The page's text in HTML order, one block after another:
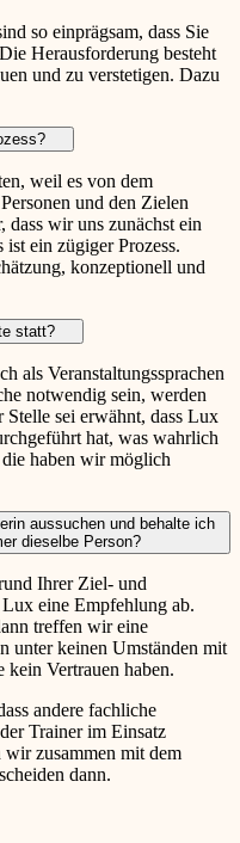
so einprägsam, dass Sie
Herausforderung besteht
und zu verstetigen. Dazu
weil es von dem
und den Zielen
dass wir uns zunächst ein
ein zügiger Prozess.
konzeptionell und
statt?
als Veranstaltungssprachen
notwendig sein, werden
sei erwähnt, dass Lux
hat, was wahrlich
haben wir möglich
aussuchen und behalte ich
dieselbe Person?
Ihrer Ziel- und
eine Empfehlung ab.
treffen wir eine
unter keinen Umständen mit
Vertrauen haben.
andere fachliche
Trainer im Einsatz
zusammen mit dem
dann.